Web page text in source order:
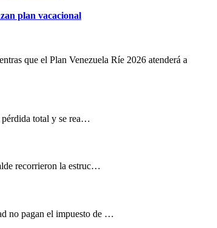
plan vacacional
que el Plan Venezuela Ríe 2026 atenderá a
pérdida total y se rea…
recorrieron la estruc…
no pagan el impuesto de …